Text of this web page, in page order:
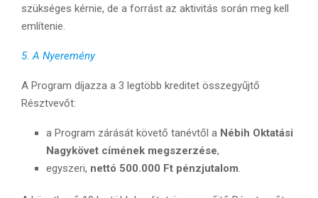
szükséges kérnie, de a forrást az aktivitás során meg kell
említenie.
5. A Nyeremény
A Program díjazza a 3 legtöbb kreditet összegyűjtő
Résztvevőt:
a Program zárását követő tanévtől a Nébih Oktatási
Nagykövet címének megszerzése,
egyszeri, nettó 500.000 Ft pénzjutalom